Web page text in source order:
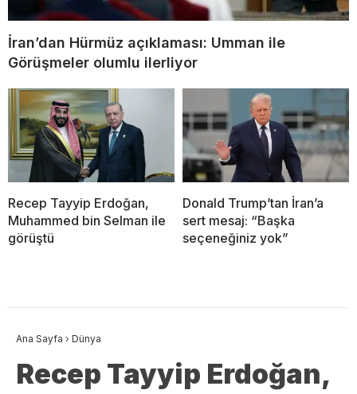
İran’dan Hürmüz açıklaması: Umman ile
Görüşmeler olumlu ilerliyor
Recep Tayyip Erdoğan,
Muhammed bin Selman ile
görüştü
Donald Trump’tan İran’a
sert mesaj: “Başka
seçeneğiniz yok”
Ana Sayfa › Dünya
Recep Tayyip Erdoğan,